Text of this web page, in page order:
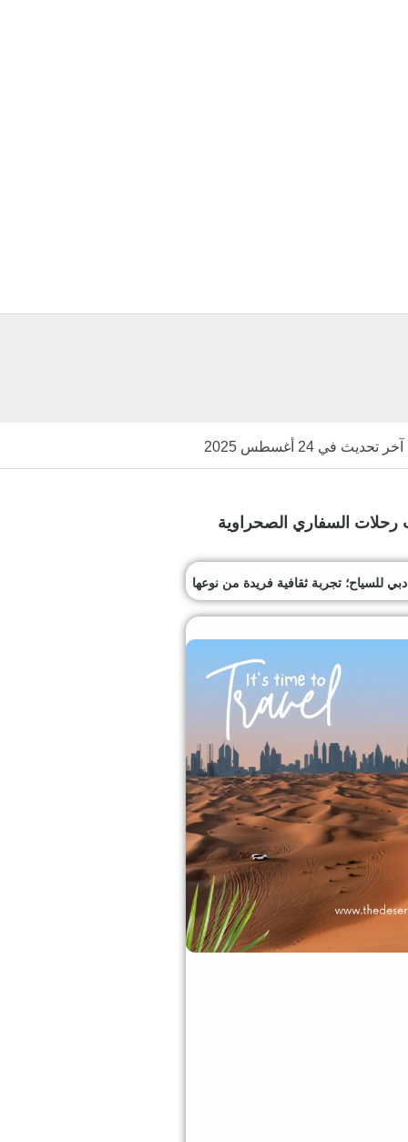
آخر تحديث في 24 أغسطس 2025
السفاري الصحراوية
للسياح؛ تجربة ثقافية فريدة من نوعها